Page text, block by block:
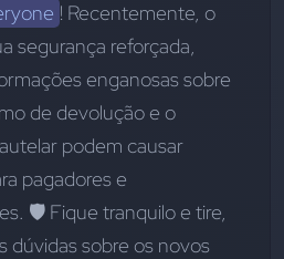
! Recentemente, o
segurança reforçada,
enganosas sobre
de devolução e o
podem causar
pagadores e
🛡️ Fique tranquilo e tire,
dúvidas sobre os novos